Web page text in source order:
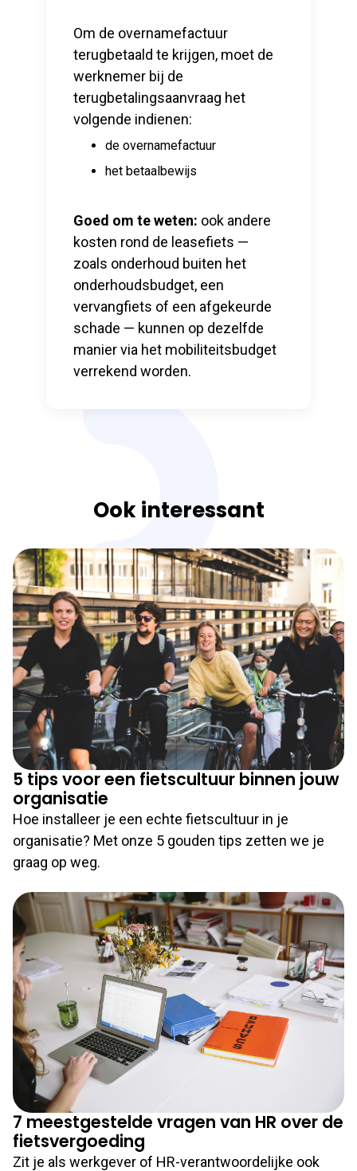
Om de overnamefactuur
terugbetaald te krijgen, moet de
werknemer bij de
terugbetalingsaanvraag het
volgende indienen:
de overnamefactuur
het betaalbewijs
Goed om te weten: ook andere
kosten rond de leasefiets —
zoals onderhoud buiten het
onderhoudsbudget, een
vervangfiets of een afgekeurde
schade — kunnen op dezelfde
manier via het mobiliteitsbudget
verrekend worden.
Ook interessant
5 tips voor een fietscultuur binnen jouw
organisatie
Hoe installeer je een echte fietscultuur in je
organisatie? Met onze 5 gouden tips zetten we je
graag op weg.
7 meestgestelde vragen van HR over de
fietsvergoeding
Zit je als werkgever of HR-verantwoordelijke ook